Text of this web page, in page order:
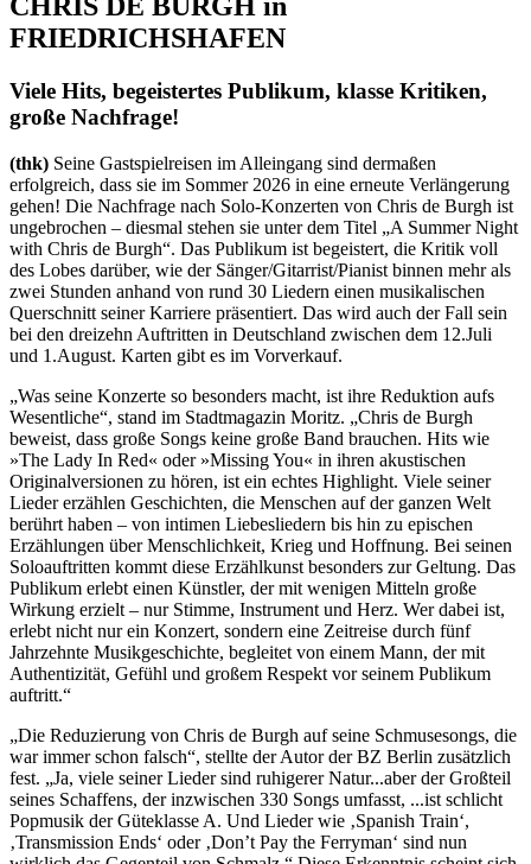
CHRIS DE BURGH in
FRIEDRICHSHAFEN
Viele Hits, begeistertes Publikum, klasse Kritiken,
große Nachfrage!
(thk) Seine Gastspielreisen im Alleingang sind dermaßen
erfolgreich, dass sie im Sommer 2026 in eine erneute Verlängerung
gehen! Die Nachfrage nach Solo-Konzerten von Chris de Burgh ist
ungebrochen – diesmal stehen sie unter dem Titel „A Summer Night
with Chris de Burgh“. Das Publikum ist begeistert, die Kritik voll
des Lobes darüber, wie der Sänger/Gitarrist/Pianist binnen mehr als
zwei Stunden anhand von rund 30 Liedern einen musikalischen
Querschnitt seiner Karriere präsentiert. Das wird auch der Fall sein
bei den dreizehn Auftritten in Deutschland zwischen dem 12.Juli
und 1.August. Karten gibt es im Vorverkauf.
„Was seine Konzerte so besonders macht, ist ihre Reduktion aufs
Wesentliche“, stand im Stadtmagazin Moritz. „Chris de Burgh
beweist, dass große Songs keine große Band brauchen. Hits wie
»The Lady In Red« oder »Missing You« in ihren akustischen
Originalversionen zu hören, ist ein echtes Highlight. Viele seiner
Lieder erzählen Geschichten, die Menschen auf der ganzen Welt
berührt haben – von intimen Liebesliedern bis hin zu epischen
Erzählungen über Menschlichkeit, Krieg und Hoffnung. Bei seinen
Soloauftritten kommt diese Erzählkunst besonders zur Geltung. Das
Publikum erlebt einen Künstler, der mit wenigen Mitteln große
Wirkung erzielt – nur Stimme, Instrument und Herz. Wer dabei ist,
erlebt nicht nur ein Konzert, sondern eine Zeitreise durch fünf
Jahrzehnte Musikgeschichte, begleitet von einem Mann, der mit
Authentizität, Gefühl und großem Respekt vor seinem Publikum
auftritt.“
„Die Reduzierung von Chris de Burgh auf seine Schmusesongs, die
war immer schon falsch“, stellte der Autor der BZ Berlin zusätzlich
fest. „Ja, viele seiner Lieder sind ruhigerer Natur...aber der Großteil
seines Schaffens, der inzwischen 330 Songs umfasst, ...ist schlicht
Popmusik der Güteklasse A. Und Lieder wie ‚Spanish Train‘,
‚Transmission Ends‘ oder ‚Don’t Pay the Ferryman‘ sind nun